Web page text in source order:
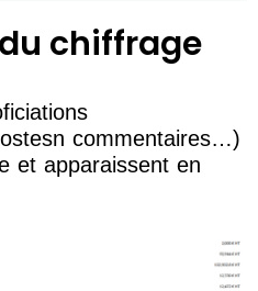
chiffrage
commentaires…)
et apparaissent en